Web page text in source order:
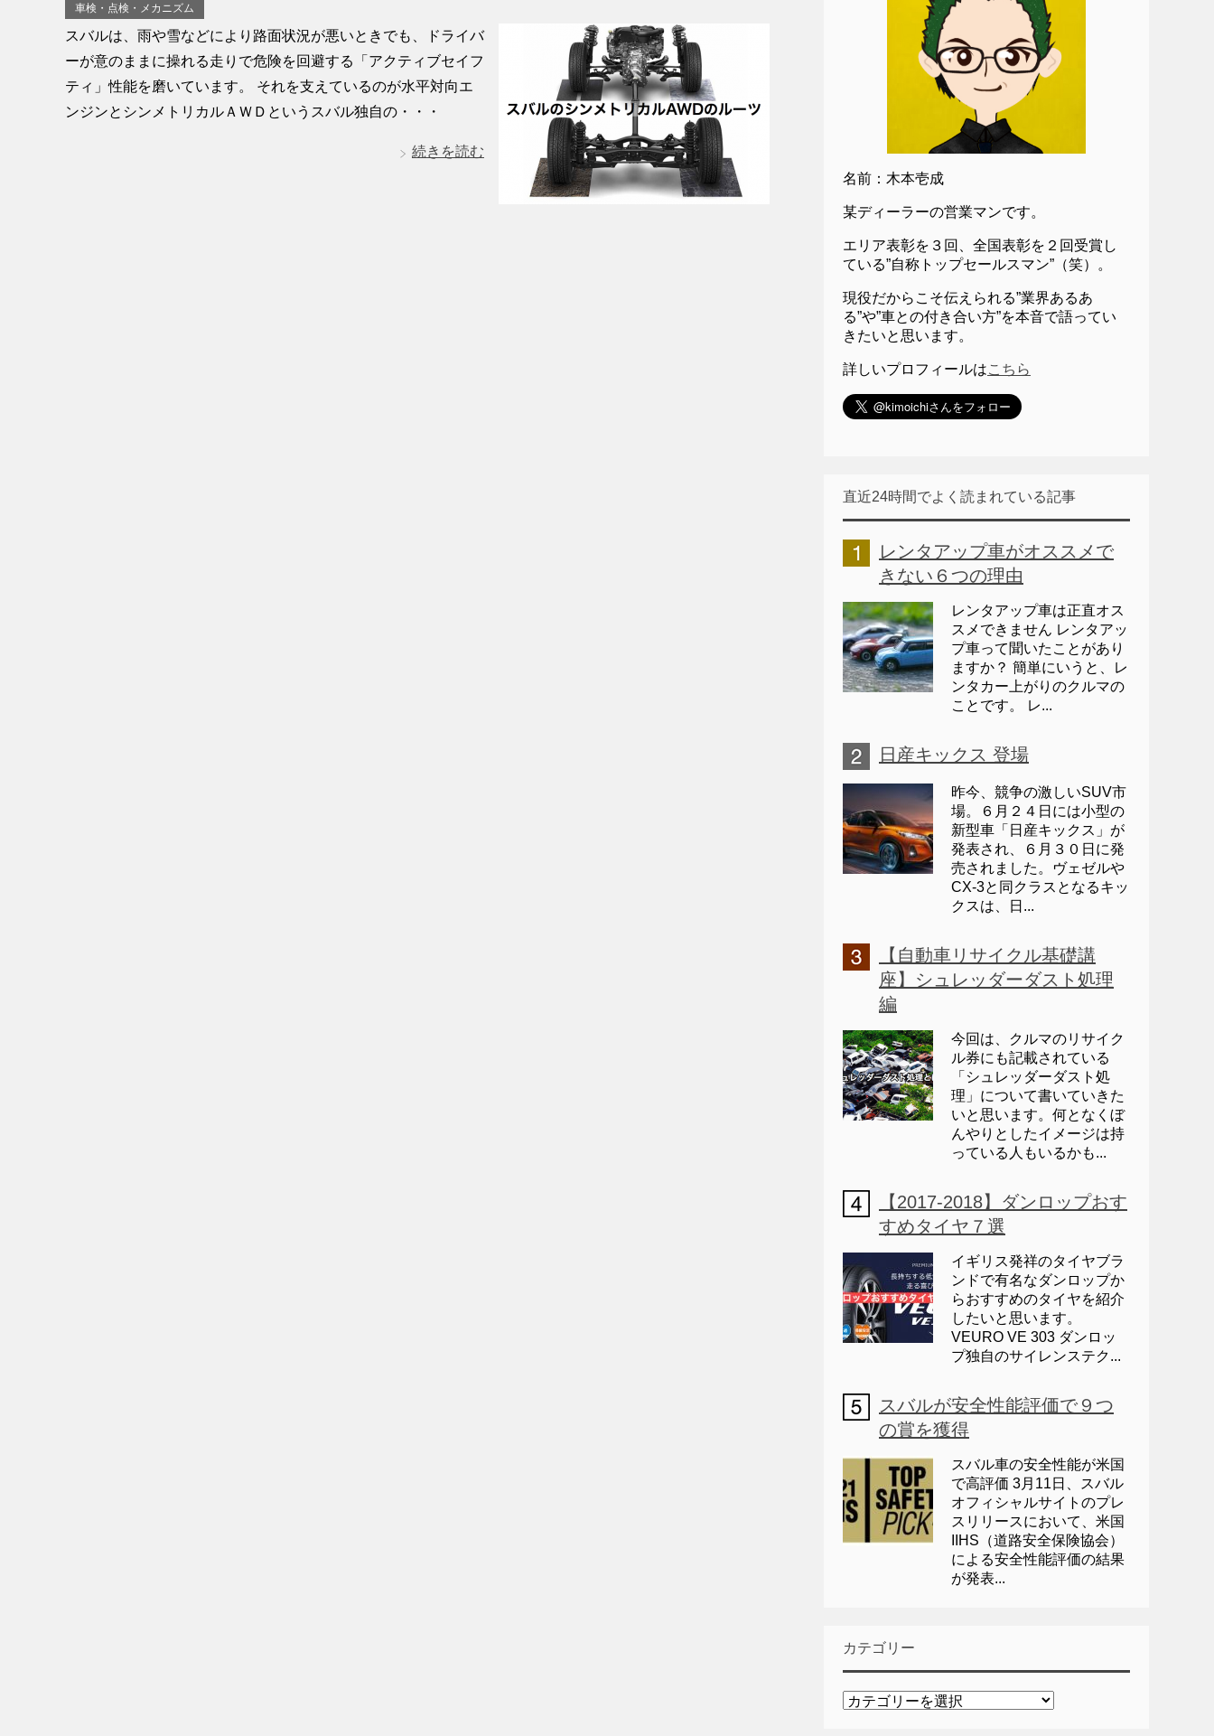
車検・点検・メカニズム
スバルは、雨や雪などにより路面状況が悪いときでも、ドライバ
ーが意のままに操れる走りで危険を回避する「アクティブセイフ
ティ」性能を磨いています。 それを支えているのが水平対向エ
ンジンとシンメトリカルＡＷＤというスバル独自の・・・
続きを読む
名前：木本壱成
某ディーラーの営業マンです。
エリア表彰を３回、全国表彰を２回受賞し
ている”自称トップセールスマン”（笑）。
現役だからこそ伝えられる”業界あるあ
る”や”車との付き合い方”を本音で語ってい
きたいと思います。
詳しいプロフィールはこちら
直近24時間でよく読まれている記事
レンタアップ車がオススメで
きない６つの理由
レンタアップ車は正直オス
スメできません レンタアッ
プ車って聞いたことがあり
ますか？ 簡単にいうと、レ
ンタカー上がりのクルマの
ことです。 レ...
日産キックス 登場
昨今、競争の激しいSUV市
場。６月２４日には小型の
新型車「日産キックス」が
発表され、６月３０日に発
売されました。ヴェゼルや
CX-3と同クラスとなるキッ
クスは、日...
【自動車リサイクル基礎講
座】シュレッダーダスト処理
編
今回は、クルマのリサイク
ル券にも記載されている
「シュレッダーダスト処
理」について書いていきた
いと思います。何となくぼ
んやりとしたイメージは持
っている人もいるかも...
【2017-2018】ダンロップおす
すめタイヤ７選
イギリス発祥のタイヤブラ
ンドで有名なダンロップか
らおすすめのタイヤを紹介
したいと思います。
VEURO VE 303 ダンロッ
プ独自のサイレンステク...
スバルが安全性能評価で９つ
の賞を獲得
スバル車の安全性能が米国
で高評価 3月11日、スバル
オフィシャルサイトのプレ
スリリースにおいて、米国
IIHS（道路安全保険協会）
による安全性能評価の結果
が発表...
カテゴリー
カ